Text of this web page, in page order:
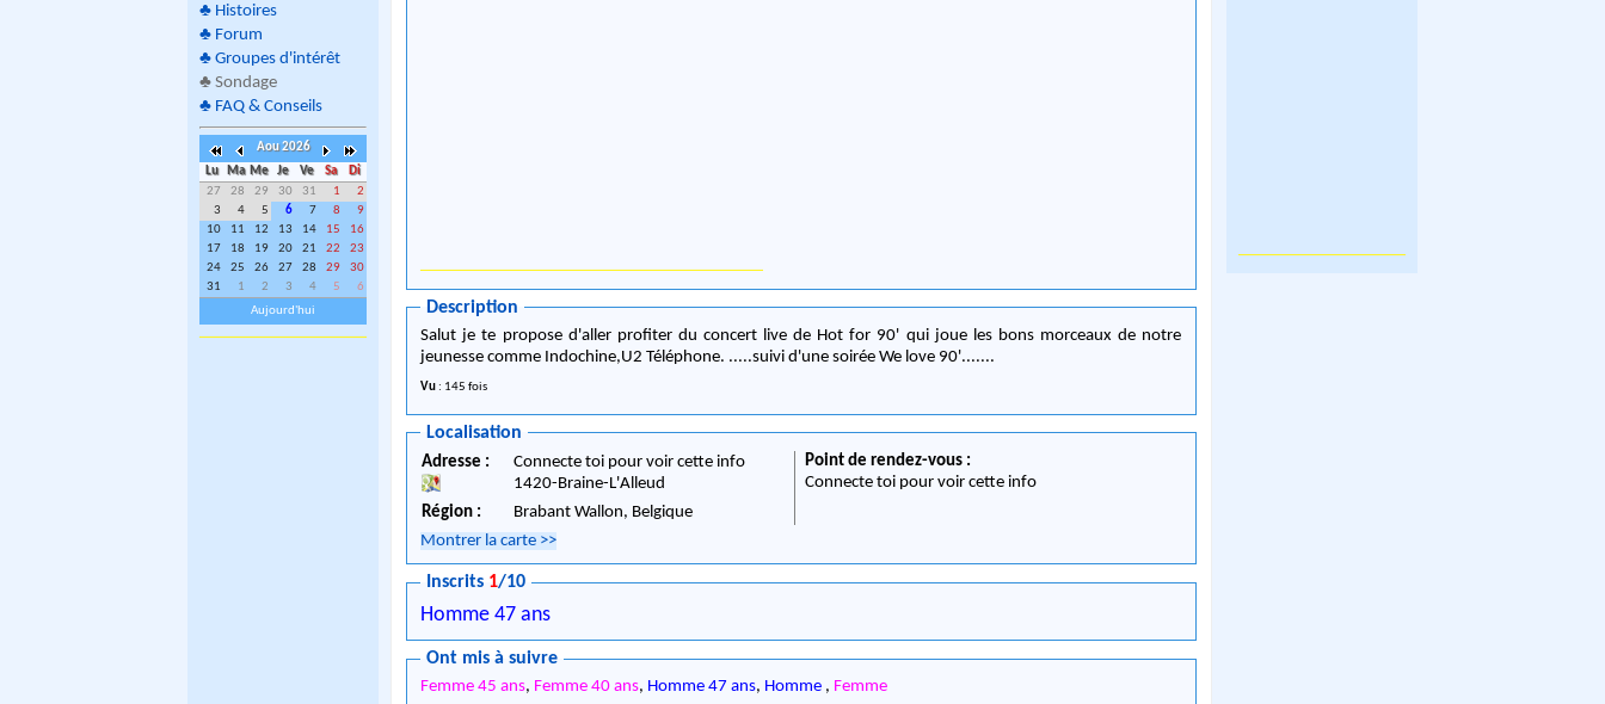
♣ Histoires
♣ Forum
♣ Groupes d'intérêt
♣ Sondage
♣ FAQ & Conseils
Aou 2026
Lu
Ma Me Je Ve Sa
Di
27
28 29 30 31 1
2
3
4 5 6 7 8
9
10
11 12 13 14 15
16
17
18 19 20 21 22
23
24
25 26 27 28 29
30
31
1 2 3 4 5
6
Aujourd'hui
Description
Salut je te propose d'aller profiter du concert live de Hot for 90' qui joue les bons morceaux de notre
jeunesse comme Indochine,U2 Téléphone. .....suivi d'une soirée We love 90'.......
Vu : 145 fois
Localisation
Adresse :
Connecte toi pour voir cette info
1420-Braine-L'Alleud
Région :
Brabant Wallon, Belgique
Point de rendez-vous :
Connecte toi pour voir cette info
Montrer la carte >>
Inscrits 1/10
Homme 47 ans
Ont mis à suivre
Femme 45 ans, Femme 40 ans, Homme 47 ans, Homme , Femme